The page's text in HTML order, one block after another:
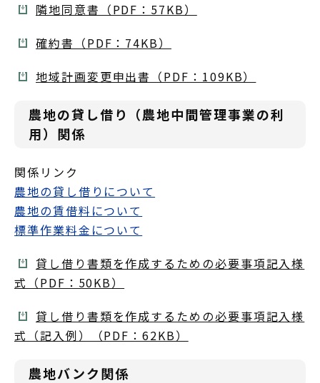
隣地同意書（PDF：57KB）
確約書（PDF：74KB）
地域計画変更申出書（PDF：109KB）
農地の貸し借り（農地中間管理事業の利
用）関係
関係リンク
農地の貸し借りについて
農地の賃借料について
標準作業料金について
貸し借り書類を作成するための必要事項記入様
式（PDF：50KB）
貸し借り書類を作成するための必要事項記入様
式（記入例）（PDF：62KB）
農地バンク関係